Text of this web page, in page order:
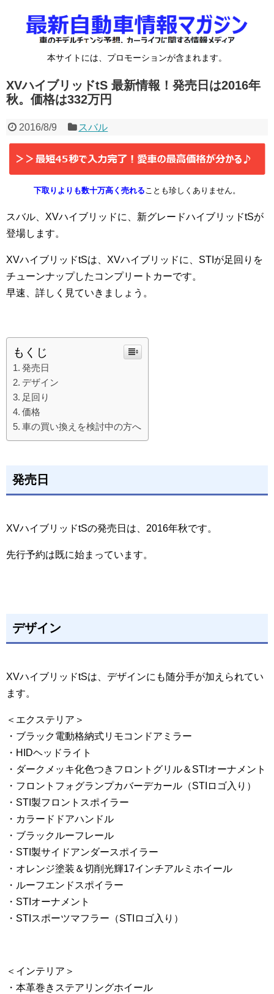
本サイトには、プロモーションが含まれます。
XVハイブリッドtS 最新情報！発売日は2016年
秋。価格は332万円
2016/8/9 スバル
下取りよりも数十万高く売れることも珍しくありません。
スバル、XVハイブリッドに、新グレードハイブリッドtSが
登場します。
XVハイブリッドtSは、XVハイブリッドに、STIが足回りを
チューンナップしたコンプリートカーです。
早速、詳しく見ていきましょう。
もくじ
発売日
デザイン
足回り
価格
車の買い換えを検討中の方へ
発売日
XVハイブリッドtSの発売日は、2016年秋です。
先行予約は既に始まっています。
デザイン
XVハイブリッドtSは、デザインにも随分手が加えられてい
ます。
＜エクステリア＞
・ブラック電動格納式リモコンドアミラー
・HIDヘッドライト
・ダークメッキ化色つきフロントグリル＆STIオーナメント
・フロントフォグランプカバーデカール（STIロゴ入り）
・STI製フロントスポイラー
・カラードドアハンドル
・ブラックルーフレール
・STI製サイドアンダースポイラー
・オレンジ塗装＆切削光輝17インチアルミホイール
・ルーフエンドスポイラー
・STIオーナメント
・STIスポーツマフラー（STIロゴ入り）
＜インテリア＞
・本革巻きステアリングホイール